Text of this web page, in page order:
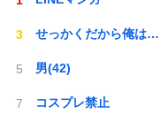
せっかくだから俺はこの
男(42)
コスプレ禁止